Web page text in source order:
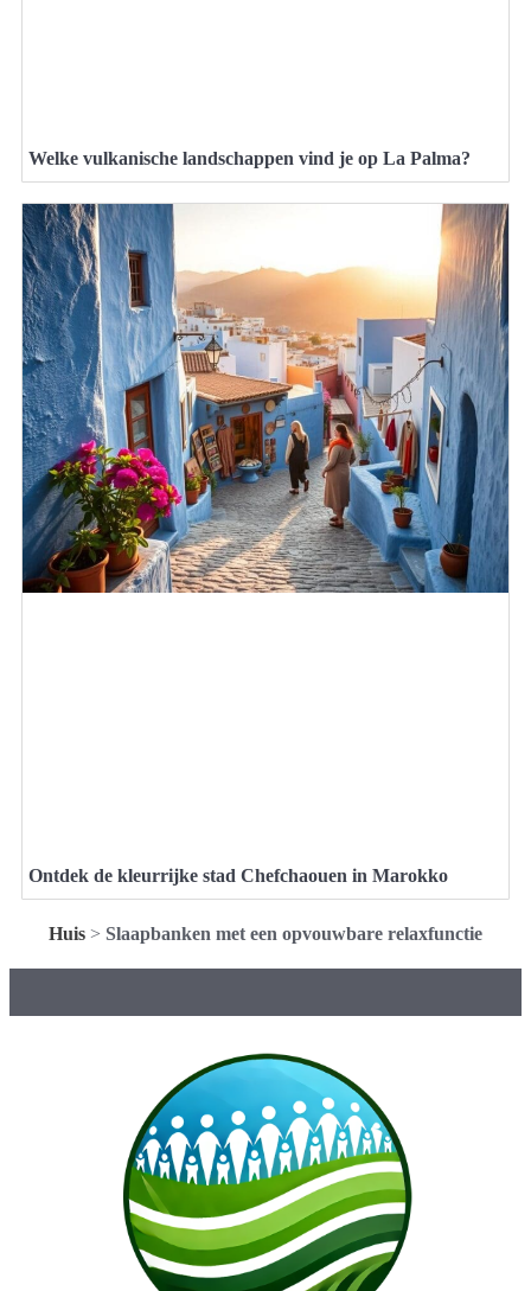
Welke vulkanische landschappen vind je op La Palma?
Ontdek de kleurrijke stad Chefchaouen in Marokko
Huis > Slaapbanken met een opvouwbare relaxfunctie